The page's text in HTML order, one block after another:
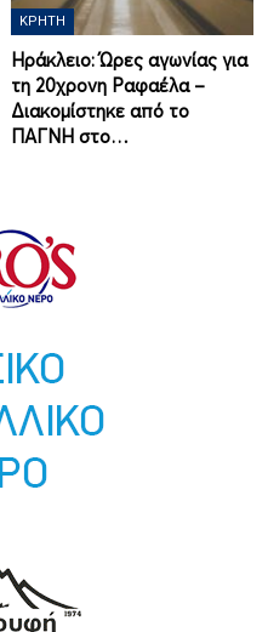
ΚΡΉΤΗ
Ηράκλειο: Ώρες αγωνίας για
τη 20χρονη Ραφαέλα –
Διακομίστηκε από το
ΠΑΓΝΗ στο…